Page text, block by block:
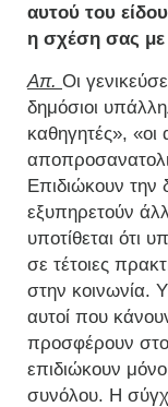
αυτού του
η σχέση σας με
Απ. Οι
δημόσιοι
καθηγητές», «οι
Επιδιώκουν την
εξυπηρετούν
υποτίθεται ότι
σε τέτοιες
στην κοινωνία.
αυτοί που
προσφέρουν στο
επιδιώκουν
συνόλου. Η